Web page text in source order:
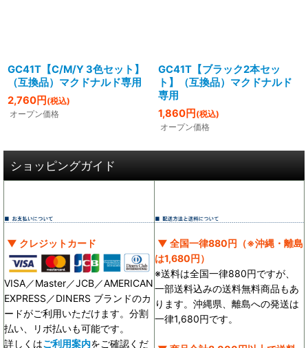
GC41T【C/M/Y 3色セット】
（互換品）マクドナルド専用
2,760円 (税込)
オープン価格
GC41T【ブラック2本セッ
ト】（互換品）マクドナルド
専用
1,860円 (税込)
オープン価格
ショッピングガイド
▼ クレジットカード
VISA／Master／JCB／AMERICAN
EXPRESS／DINERS ブランドのカ
ードがご利用いただけます。分割
払い、リボ払いも可能です。
詳しくはご利用案内をご確認くだ
▼ 全国一律880円（※沖縄・離島
は1,680円）
※送料は全国一律880円ですが、
一部送料込みの送料無料商品もあ
ります。沖縄県、離島への発送は
一律1,680円です。